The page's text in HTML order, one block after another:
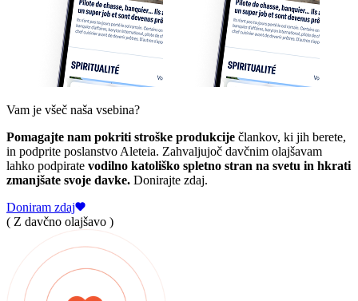
Vam je všeč naša vsebina?
Pomagajte nam pokriti stroške produkcije člankov, ki jih berete,
in podprite poslanstvo Aleteia. Zahvaljujoč davčnim olajšavam
lahko podpirate vodilno katoliško spletno stran na svetu in hkrati
zmanjšate svoje davke. Donirajte zdaj.
Doniram zdaj
( Z davčno olajšavo )